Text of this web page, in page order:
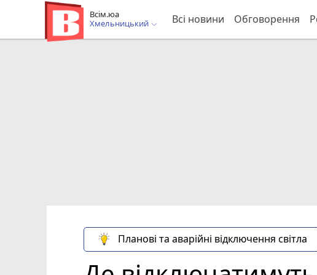
Всім.юа
Хмельницький
Всі новини Обговорення
Планові та аварійні відключення світла